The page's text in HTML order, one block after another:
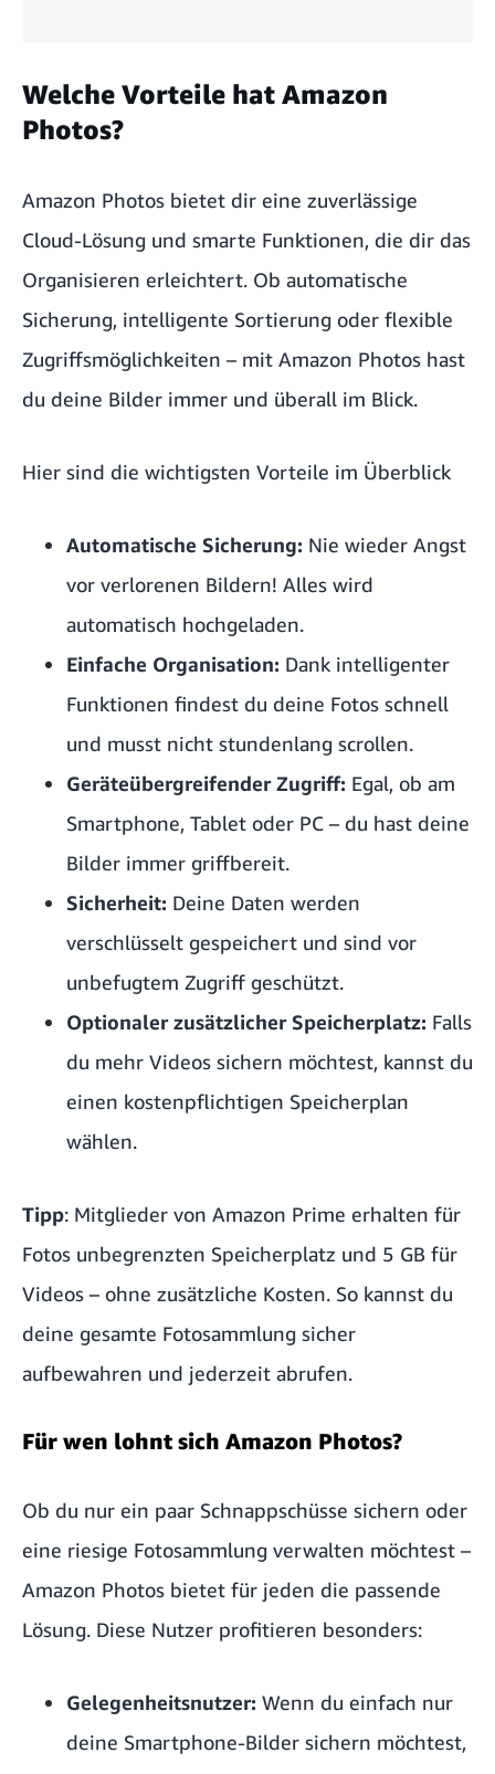
Welche Vorteile hat Amazon
Photos?
Amazon Photos bietet dir eine zuverlässige
Cloud-Lösung und smarte Funktionen, die dir das
Organisieren erleichtert. Ob automatische
Sicherung, intelligente Sortierung oder flexible
Zugriffsmöglichkeiten – mit Amazon Photos hast
du deine Bilder immer und überall im Blick.
Hier sind die wichtigsten Vorteile im Überblick
Automatische Sicherung: Nie wieder Angst
vor verlorenen Bildern! Alles wird
automatisch hochgeladen.
Einfache Organisation: Dank intelligenter
Funktionen findest du deine Fotos schnell
und musst nicht stundenlang scrollen.
Geräteübergreifender Zugriff: Egal, ob am
Smartphone, Tablet oder PC – du hast deine
Bilder immer griffbereit.
Sicherheit: Deine Daten werden
verschlüsselt gespeichert und sind vor
unbefugtem Zugriff geschützt.
Optionaler zusätzlicher Speicherplatz: Falls
du mehr Videos sichern möchtest, kannst du
einen kostenpflichtigen Speicherplan
wählen.
Tipp: Mitglieder von Amazon Prime erhalten für
Fotos unbegrenzten Speicherplatz und 5 GB für
Videos – ohne zusätzliche Kosten. So kannst du
deine gesamte Fotosammlung sicher
aufbewahren und jederzeit abrufen.
Für wen lohnt sich Amazon Photos?
Ob du nur ein paar Schnappschüsse sichern oder
eine riesige Fotosammlung verwalten möchtest –
Amazon Photos bietet für jeden die passende
Lösung. Diese Nutzer profitieren besonders:
Gelegenheitsnutzer: Wenn du einfach nur
deine Smartphone-Bilder sichern möchtest,